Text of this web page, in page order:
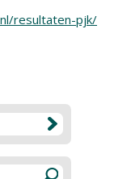
resultaten-pjk/